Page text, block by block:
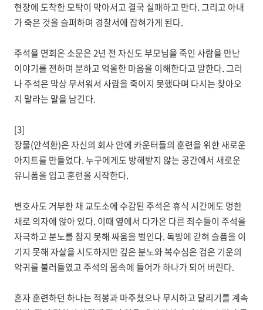
현장에 도착한 모탁이 막아서고 결국 실패하고 만다. 그리고 아내
가 죽은 것을 슬퍼하며 경찰서에 잡혀가게 된다.
주석을 면회온 소문은 2년 전 자신도 부모님을 죽인 사람을 만난
이야기를 전하며 분하고 억울한 마음을 이해한다고 말한다. 그러
나 주석은 막상 무서워서 사람을 죽이지 못했다며 다시는 찾아오
지 말라는 말을 남긴다.
[3]
장물(안석환)은 자신의 회사 안에 카운터들의 훈련을 위한 새로운
아지트를 만들었다. 누구에게도 방해받지 않는 공간에서 새로운
유니폼을 입고 훈련을 시작한다.
변호사도 거부한 채 교도소에 수감된 주석은 휴식 시간에도 멍한
채로 의자에 앉아 있다. 이때 옆에서 다가온 다른 죄수들이 주석을
자극하고 분노를 참지 못해 싸움을 벌인다. 독방에 갇혀 슬픔을 이
기지 못해 자살을 시도하지만 깊은 분노와 복수심은 검은 기운의
악귀를 불러들였고 주석의 몸속에 들어가 하나가 되어 버린다.
혼자 훈련하던 하나는 적봉과 마주쳤으나 무시하고 달리기를 계속